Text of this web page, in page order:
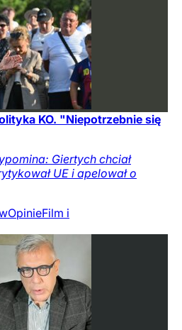
KO. "Niepotrzebnie się
Giertych chciał
UE i apelował o
OpinieFilm i